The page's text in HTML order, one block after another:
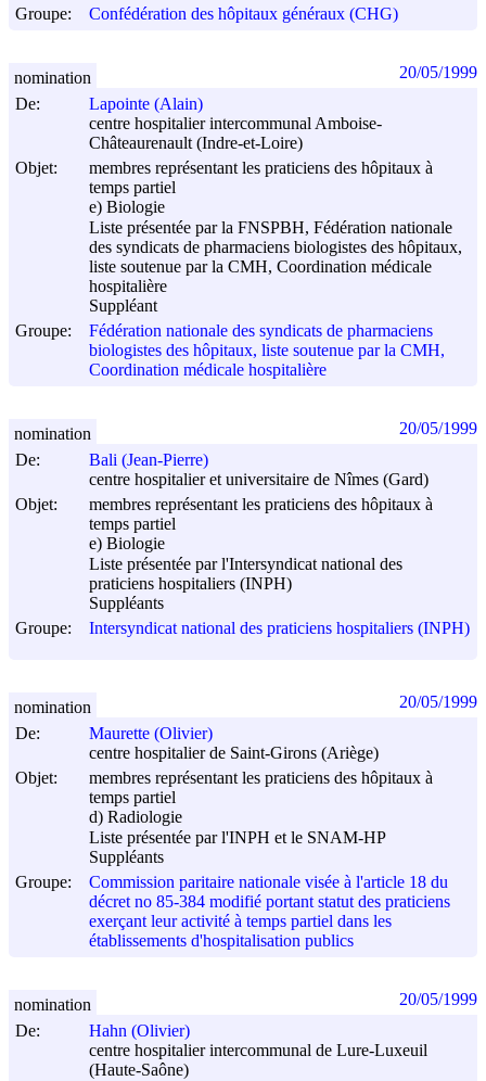
Groupe:
Confédération des hôpitaux généraux (CHG)
De:
Lapointe (Alain)
centre hospitalier intercommunal Amboise-
Châteaurenault (Indre-et-Loire)
Objet:
membres représentant les praticiens des hôpitaux à
temps partiel
e) Biologie
Liste présentée par la FNSPBH, Fédération nationale
des syndicats de pharmaciens biologistes des hôpitaux,
liste soutenue par la CMH, Coordination médicale
hospitalière
Suppléant
Groupe:
Fédération nationale des syndicats de pharmaciens
biologistes des hôpitaux, liste soutenue par la CMH,
Coordination médicale hospitalière
nomination 20/05/1999
De:
Bali (Jean-Pierre)
centre hospitalier et universitaire de Nîmes (Gard)
Objet:
membres représentant les praticiens des hôpitaux à
temps partiel
e) Biologie
Liste présentée par l'Intersyndicat national des
praticiens hospitaliers (INPH)
Suppléants
Groupe:
Intersyndicat national des praticiens hospitaliers (INPH)
nomination 20/05/1999
De:
Maurette (Olivier)
centre hospitalier de Saint-Girons (Ariège)
Objet:
membres représentant les praticiens des hôpitaux à
temps partiel
d) Radiologie
Liste présentée par l'INPH et le SNAM-HP
Suppléants
Groupe:
Commission paritaire nationale visée à l'article 18 du
décret no 85-384 modifié portant statut des praticiens
exerçant leur activité à temps partiel dans les
établissements d'hospitalisation publics
nomination 20/05/1999
De:
Hahn (Olivier)
centre hospitalier intercommunal de Lure-Luxeuil
(Haute-Saône)
nomination 20/05/1999